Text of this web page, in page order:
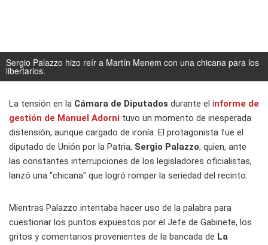
Sergio Palazzo hizo reír a Martín Menem con una chicana para los
libertarios.
La tensión en la Cámara de Diputados durante el informe de
gestión de Manuel Adorni tuvo un momento de inesperada
distensión, aunque cargado de ironía. El protagonista fue el
diputado de Unión por la Patria, Sergio Palazzo, quien, ante
las constantes interrupciones de los legisladores oficialistas,
lanzó una "chicana" que logró romper la seriedad del recinto.
Mientras Palazzo intentaba hacer uso de la palabra para
cuestionar los puntos expuestos por el Jefe de Gabinete, los
gritos y comentarios provenientes de la bancada de La